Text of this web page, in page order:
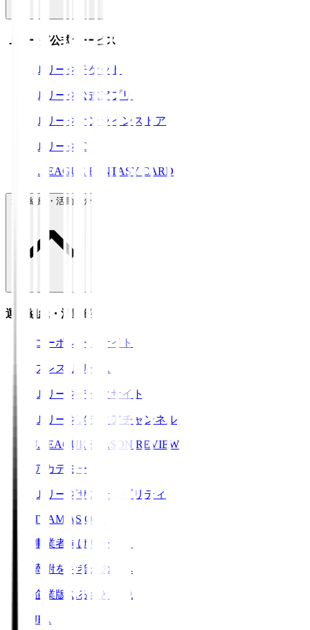
Ｊリーグ公式サービス
Ｊリーグチケット
Ｊリーグ公式アプリ
Ｊリーグオンラインストア
ＪリーグID
J.LEAGUE FANTASY CARD
運営組織・活動紹介
運営組織・活動紹介
コーポレートサイト
プレスリリース
Ｊリーグデータサイト
Ｊリーグメディアチャンネル
J.LEAGUE SEASON REVIEW
アカデミー
Ｊリーグサステナビリティ
TEAM AS ONE
事業者向けサービス
寄附をお考えの方へ
企業版ふるさと納税
JFA